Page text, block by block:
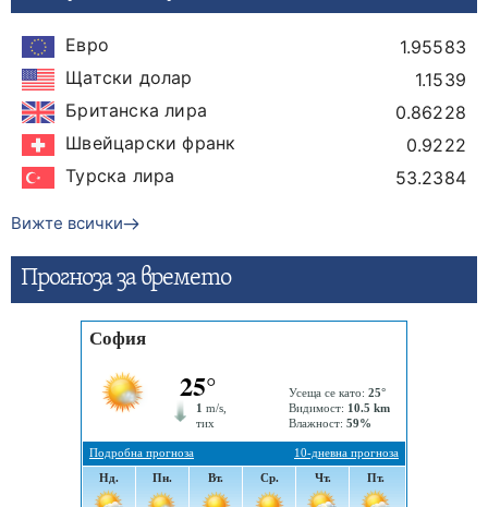
Евро
1.95583
Щатски долар
1.1539
Британска лира
0.86228
Швейцарски франк
0.9222
Турска лира
53.2384
Вижте всички
Прогнозa за времето